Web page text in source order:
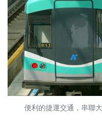
便利的捷運交通，串聯